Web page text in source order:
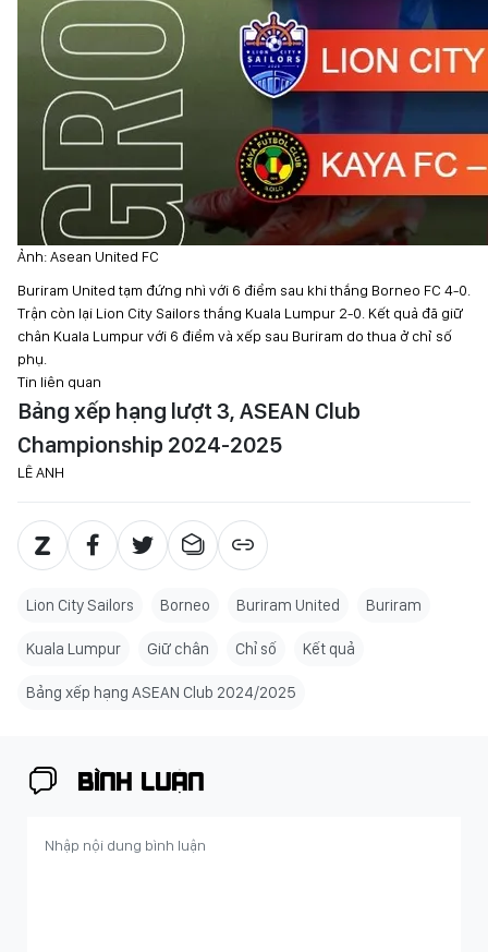
Ảnh: Asean United FC
Buriram United tạm đứng nhì với 6 điểm sau khi thắng Borneo FC 4-0.
Trận còn lại Lion City Sailors thắng Kuala Lumpur 2-0. Kết quả đã giữ
chân Kuala Lumpur với 6 điểm và xếp sau Buriram do thua ở chỉ số
phụ.
Tin liên quan
Bảng xếp hạng lượt 3, ASEAN Club
Championship 2024-2025
LÊ ANH
Lion City Sailors Borneo Buriram United Buriram
Kuala Lumpur Giữ chân Chỉ số Kết quả
Bảng xếp hạng ASEAN Club 2024/2025
BÌNH LUẬN